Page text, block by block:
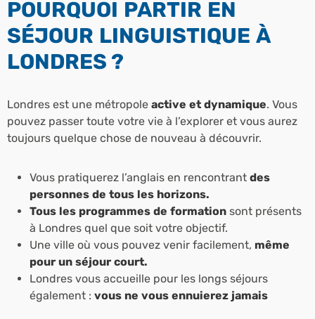
POURQUOI PARTIR EN
SÉJOUR LINGUISTIQUE À
LONDRES ?
Londres est une métropole active et dynamique. Vous
pouvez passer toute votre vie à l’explorer et vous aurez
toujours quelque chose de nouveau à découvrir.
Vous pratiquerez l’anglais en rencontrant des
personnes de tous les horizons.
Tous les programmes de formation sont présents
à Londres quel que soit votre objectif.
Une ville où vous pouvez venir facilement, même
pour un séjour court.
Londres vous accueille pour les longs séjours
également : vous ne vous ennuierez jamais